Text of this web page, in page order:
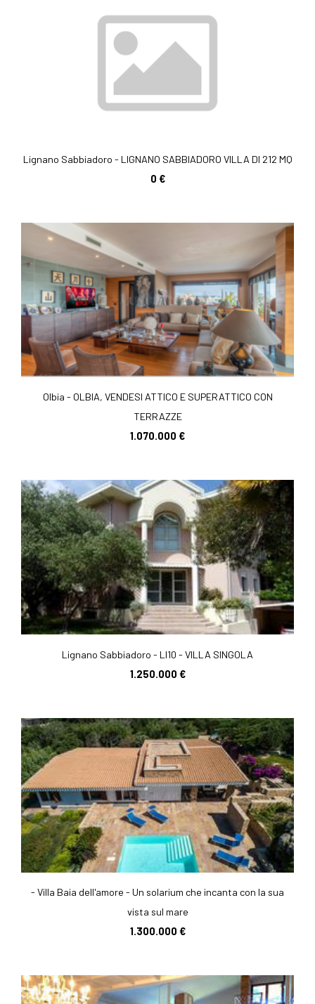
Lignano Sabbiadoro - LIGNANO SABBIADORO VILLA DI 212 MQ
0 €
Olbia - OLBIA, VENDESI ATTICO E SUPERATTICO CON
TERRAZZE
1.070.000 €
Lignano Sabbiadoro - LI10 - VILLA SINGOLA
1.250.000 €
- Villa Baia dell'amore - Un solarium che incanta con la sua
vista sul mare
1.300.000 €